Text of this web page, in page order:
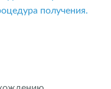
получения.